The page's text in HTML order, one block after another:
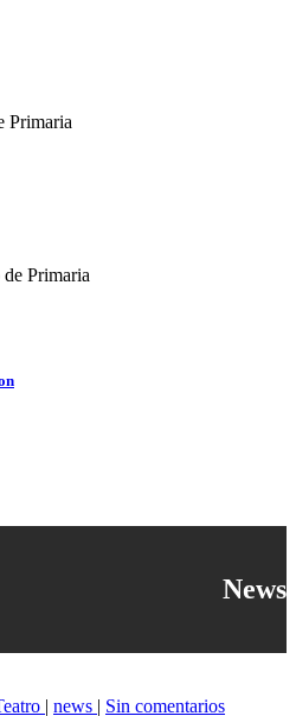
Primaria
Primaria
News
| news | Sin comentarios